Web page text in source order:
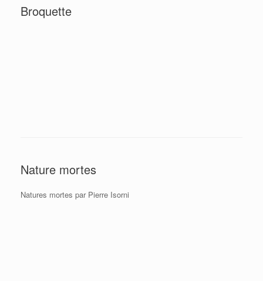
Broquette
Nature mortes
Natures mortes par Pierre Isorni